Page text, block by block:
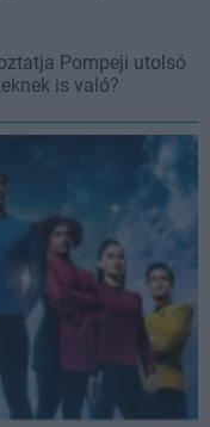
Pompeji utolsó
is való?